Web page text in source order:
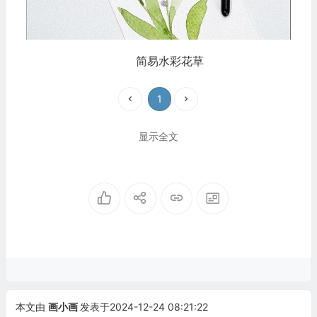
简易水彩花草
1
显示全文
本文由 画小画 发表于2024-12-24 08:21:22